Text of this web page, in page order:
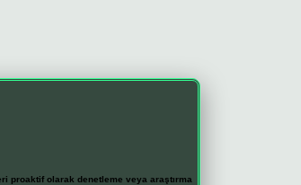
proaktif olarak denetleme veya araştırma